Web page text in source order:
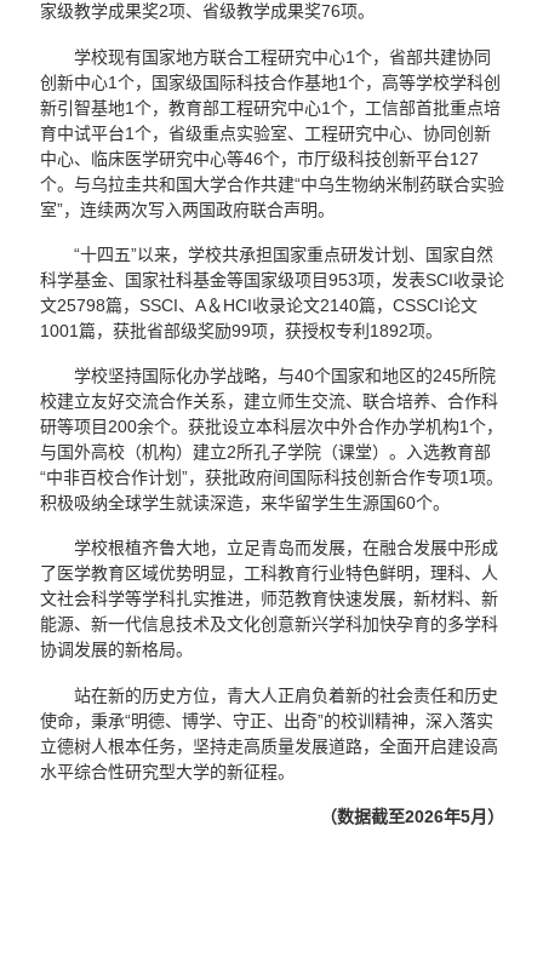
家级教学成果奖2项、省级教学成果奖76项。
学校现有国家地方联合工程研究中心1个，省部共建协同
创新中心1个，国家级国际科技合作基地1个，高等学校学科创
新引智基地1个，教育部工程研究中心1个，工信部首批重点培
育中试平台1个，省级重点实验室、工程研究中心、协同创新
中心、临床医学研究中心等46个，市厅级科技创新平台127
个。与乌拉圭共和国大学合作共建“中乌生物纳米制药联合实验
室”，连续两次写入两国政府联合声明。
“十四五”以来，学校共承担国家重点研发计划、国家自然
科学基金、国家社科基金等国家级项目953项，发表SCI收录论
文25798篇，SSCI、A＆HCI收录论文2140篇，CSSCI论文
1001篇，获批省部级奖励99项，获授权专利1892项。
学校坚持国际化办学战略，与40个国家和地区的245所院
校建立友好交流合作关系，建立师生交流、联合培养、合作科
研等项目200余个。获批设立本科层次中外合作办学机构1个，
与国外高校（机构）建立2所孔子学院（课堂）。入选教育部
“中非百校合作计划”，获批政府间国际科技创新合作专项1项。
积极吸纳全球学生就读深造，来华留学生生源国60个。
学校根植齐鲁大地，立足青岛而发展，在融合发展中形成
了医学教育区域优势明显，工科教育行业特色鲜明，理科、人
文社会科学等学科扎实推进，师范教育快速发展，新材料、新
能源、新一代信息技术及文化创意新兴学科加快孕育的多学科
协调发展的新格局。
站在新的历史方位，青大人正肩负着新的社会责任和历史
使命，秉承“明德、博学、守正、出奇”的校训精神，深入落实
立德树人根本任务，坚持走高质量发展道路，全面开启建设高
水平综合性研究型大学的新征程。
（数据截至2026年5月）